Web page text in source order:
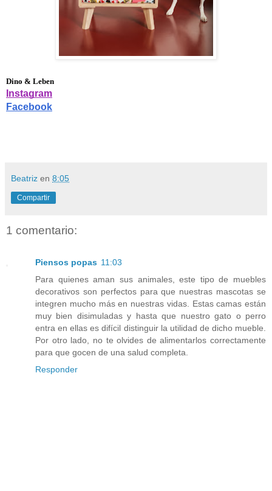
Dino & Leben
Instagram
Facebook
Beatriz en 8:05
Compartir
1 comentario:
Piensos popas 11:03
Para quienes aman sus animales, este tipo de muebles
decorativos son perfectos para que nuestras mascotas se
integren mucho más en nuestras vidas. Estas camas están
muy bien disimuladas y hasta que nuestro gato o perro
entra en ellas es difícil distinguir la utilidad de dicho mueble.
Por otro lado, no te olvides de alimentarlos correctamente
para que gocen de una salud completa.
Responder